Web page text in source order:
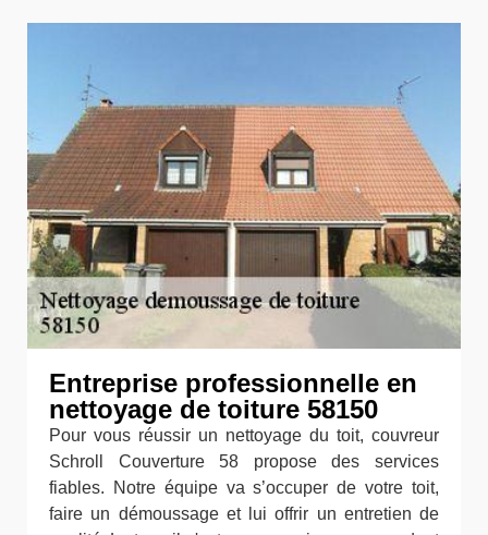
Entreprise professionnelle en
nettoyage de toiture 58150
Pour vous réussir un nettoyage du toit, couvreur
Schroll Couverture 58 propose des services
fiables. Notre équipe va s’occuper de votre toit,
faire un démoussage et lui offrir un entretien de